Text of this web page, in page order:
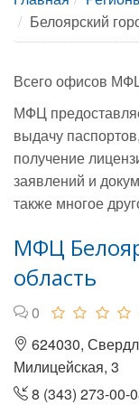
Белоярский
Всего офисов
МФЦ
выдачу
получение
заявлений и
также многое
МФЦ
область
0
624030,
Милицейская, 3
8 (343) 273-00-